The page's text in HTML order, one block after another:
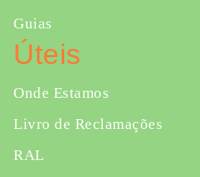
Guias
Úteis
Onde Estamos
Livro de Reclamações
RAL